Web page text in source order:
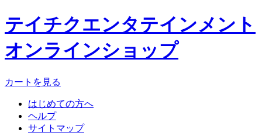
テイチクエンタテインメント
オンラインショップ
カートを見る
はじめての方へ
ヘルプ
サイトマップ